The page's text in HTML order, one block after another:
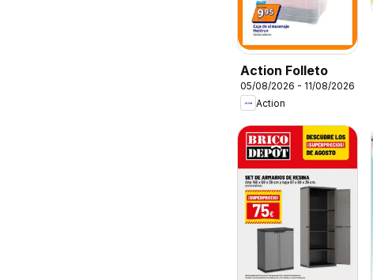
Action Folleto
05/08/2026 - 11/08/2026
Action